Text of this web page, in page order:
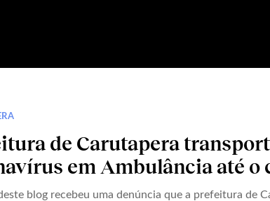
de Carutapera
em Ambulância até o
blog recebeu uma denúncia que a prefeitura de